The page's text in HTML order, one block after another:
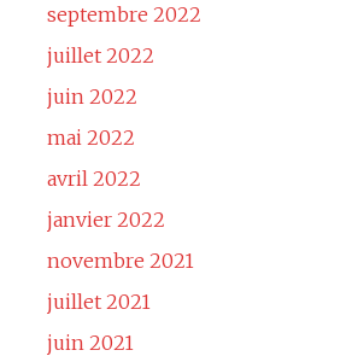
septembre 2022
juillet 2022
juin 2022
mai 2022
avril 2022
janvier 2022
novembre 2021
juillet 2021
juin 2021